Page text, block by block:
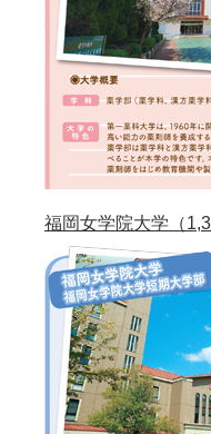
福岡女学院大学（